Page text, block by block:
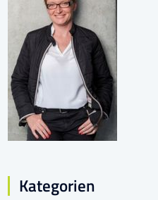
Kategorien